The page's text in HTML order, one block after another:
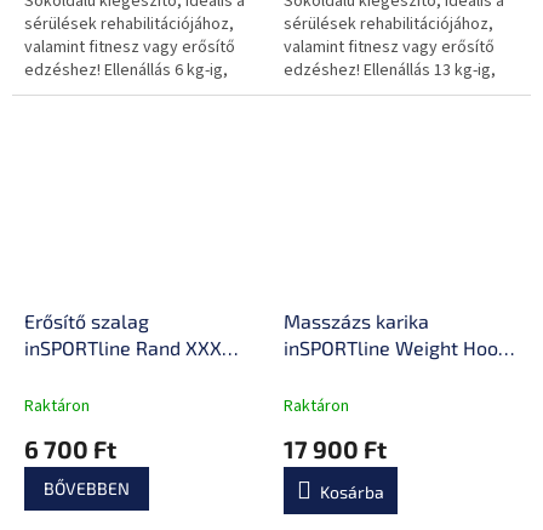
sérülések rehabilitációjához,
valamint fitnesz vagy erősítő
edzéshez! Ellenállás 6 kg-ig,
kiváló minőségű anyagok,
sérülések rehabilitációjához,
valamint fitnesz vagy erősítő
edzéshez! Ellenállás 13 kg-ig,
kiváló minőségű anyagok,
Erősítő szalag
inSPORTline Rand XXX
kerület 208cm, hossz
Raktáron
6 700 Ft
BŐVEBBEN
Masszázs karika
inSPORTline Weight Hoop
masszázsnyúlványokkal,
sín, újratölthető LED
kijelző
Raktáron
17 900 Ft
Kosárba